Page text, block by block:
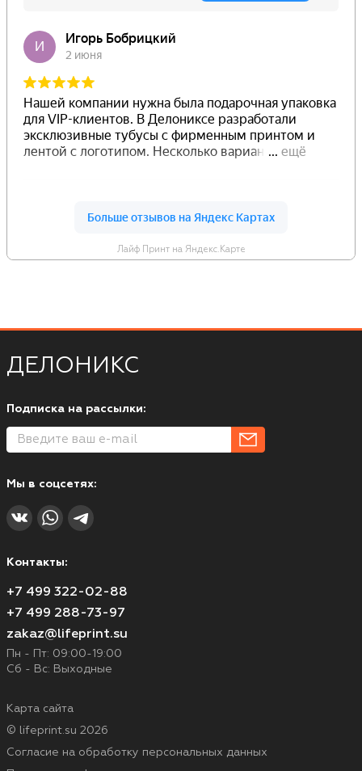
Лайф Принт на Яндекс.Карте
ДЕЛОНИКС
Подписка на рассылки:
Мы в соцсетях:
Контакты:
+7 499 322-02-88
+7 499 288-73-97
zakaz@lifeprint.su
Пн - Пт: 09:00-19:00
Сб - Вс: Выходные
Карта сайта
© lifeprint.su 2026
Согласие на обработку персональных данных